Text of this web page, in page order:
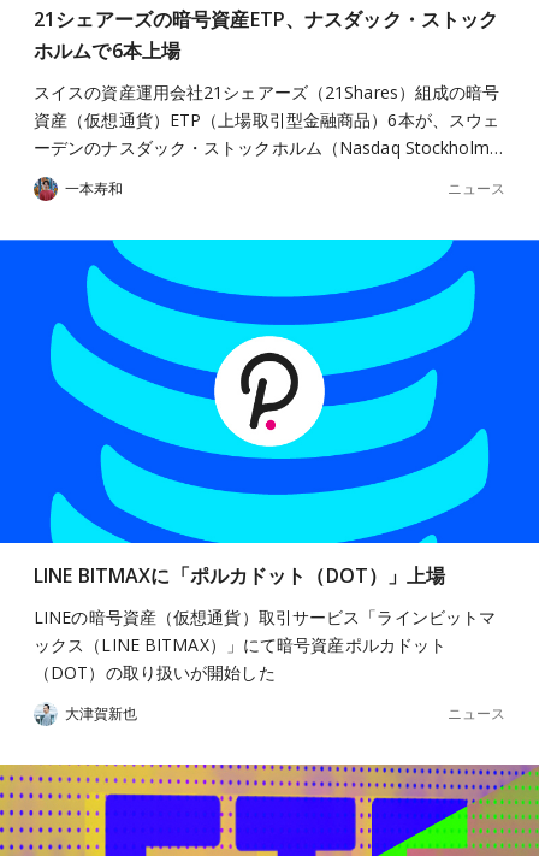
21シェアーズの暗号資産ETP、ナスダック・ストック
ホルムで6本上場
スイスの資産運用会社21シェアーズ（21Shares）組成の暗号
資産（仮想通貨）ETP（上場取引型金融商品）6本が、スウェ
ーデンのナスダック・ストックホルム（Nasdaq Stockholm…
一本寿和 ニュース
LINE BITMAXに「ポルカドット（DOT）」上場
LINEの暗号資産（仮想通貨）取引サービス「ラインビットマ
ックス（LINE BITMAX）」にて暗号資産ポルカドット
（DOT）の取り扱いが開始した
大津賀新也 ニュース